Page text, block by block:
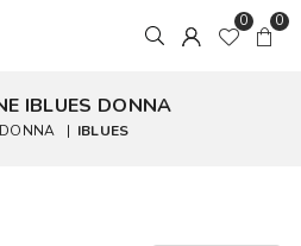
0 0
IBLUES DONNA
DONNA | IBLUES